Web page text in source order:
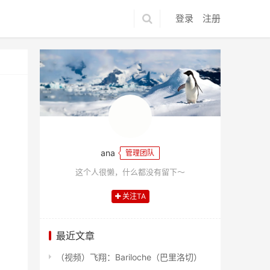
登录 注册
ana 管理团队
这个人很懒，什么都没有留下～
关注TA
最近文章
（视频）飞翔：Bariloche（巴里洛切）